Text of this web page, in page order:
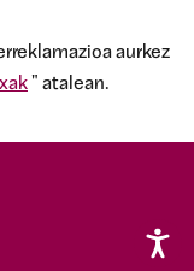
aurkez
" atalean.